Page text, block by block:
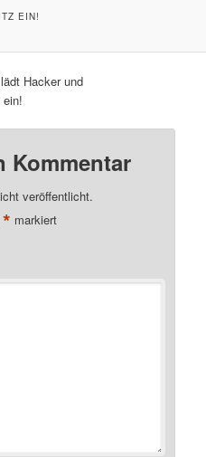
EIN!
Hacker und
Kommentar
veröffentlicht.
* markiert